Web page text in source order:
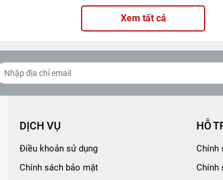
Xem tất cả
DỊCH VỤ
Điều khoản sử dụng
Chính sách bảo mật
HỖ
Chính
Chính